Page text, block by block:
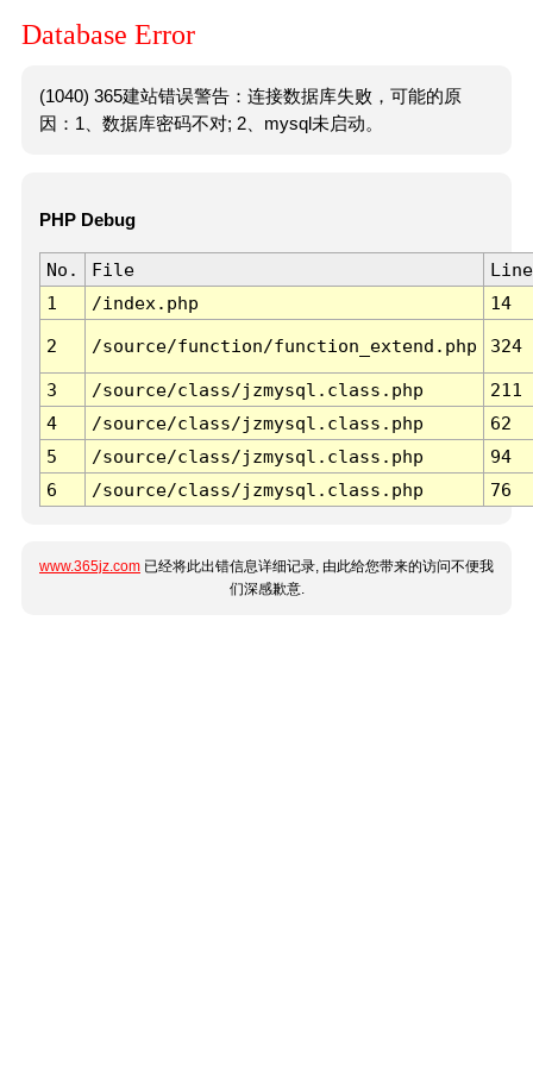
Database Error
(1040) 365建站错误警告：连接数据库失败，可能的原
因：1、数据库密码不对; 2、mysql未启动。
PHP Debug
No. File
Line
1
/index.php 14
2 /source/function/function_extend.php 324
3 /source/class/jzmysql.class.php
211
4
/source/class/jzmysql.class.php
62
5
/source/class/jzmysql.class.php
94
6
/source/class/jzmysql.class.php 76
www.365jz.com 已经将此出错信息详细记录, 由此给您带来的访问不便我
们深感歉意.